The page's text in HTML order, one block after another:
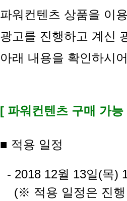
파워컨텐츠 상품을 이
광고를 진행하고 계신
아래 내용을 확인하시
[ 파워컨텐츠 구매 가
■ 적용 일정
- 2018 12월 13일(목)
(※ 적용 일정은 진행